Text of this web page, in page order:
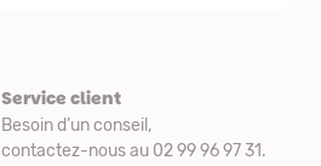
Service client
Besoin d’un conseil,
contactez-nous au 02 99 96 97 31.